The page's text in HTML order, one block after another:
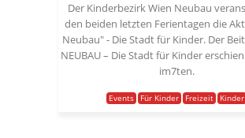
Der Kinderbezirk Wien Neubau
den beiden letzten Ferientagen die
Neubau" - Die Stadt für Kinder. Der
NEUBAU – Die Stadt für Kinder
im7ten.
Events Für Kinder Freizeit Kinder